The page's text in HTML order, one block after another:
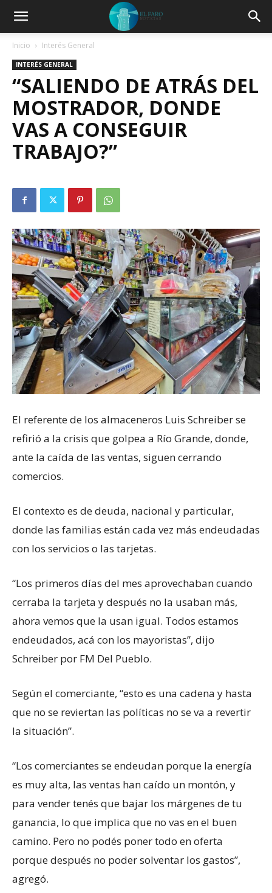
Inicio Interés General
INTERÉS GENERAL
“SALIENDO DE ATRÁS DEL
MOSTRADOR, DONDE
VAS A CONSEGUIR
TRABAJO?”
El referente de los almaceneros Luis Schreiber se
refirió a la crisis que golpea a Río Grande, donde,
ante la caída de las ventas, siguen cerrando
comercios.
El contexto es de deuda, nacional y particular,
donde las familias están cada vez más endeudadas
con los servicios o las tarjetas.
“Los primeros días del mes aprovechaban cuando
cerraba la tarjeta y después no la usaban más,
ahora vemos que la usan igual. Todos estamos
endeudados, acá con los mayoristas”, dijo
Schreiber por FM Del Pueblo.
Según el comerciante, “esto es una cadena y hasta
que no se reviertan las políticas no se va a revertir
la situación”.
“Los comerciantes se endeudan porque la energía
es muy alta, las ventas han caído un montón, y
para vender tenés que bajar los márgenes de tu
ganancia, lo que implica que no vas en el buen
camino. Pero no podés poner todo en oferta
porque después no poder solventar los gastos”,
agregó.